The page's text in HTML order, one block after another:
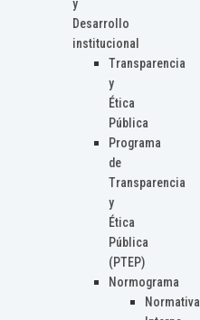
y
Desarrollo
institucional
Transparencia
y
Ética
Pública
Programa
de
Transparencia
y
Ética
Pública
(PTEP)
Normograma
Normativa